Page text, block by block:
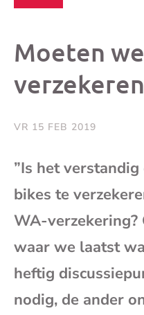
Moeten
VR 15 FEB 2019
”Is het
bikes te
WA-verzekering?
waar we laatst
heftig
nodig, de ander